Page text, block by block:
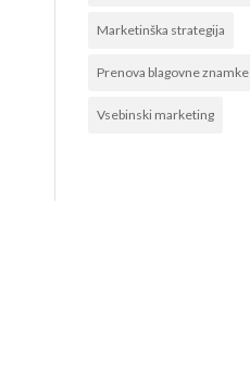
Marketinška strategija
Prenova blagovne znamke
Vsebinski marketing